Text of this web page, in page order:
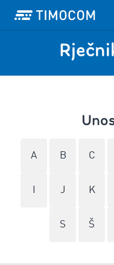
A B C
J K
S Š